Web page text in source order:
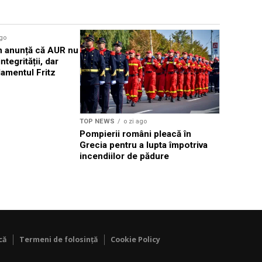
că AUR nu
dar
Fritz
TOP NEWS o zi ago
Pompierii români pleacă în
Grecia pentru a lupta împotriva
incendiilor de pădure
Termeni de folosință Cookie Policy